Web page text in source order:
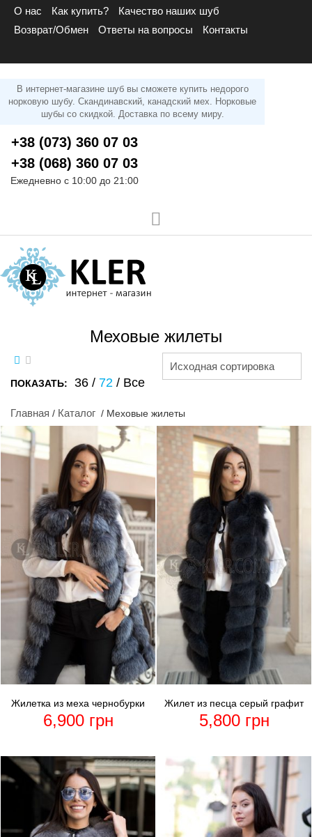
О нас Как купить?
Качество наших шуб
Возврат/Обмен
Ответы на вопросы Контакты
В интернет-магазине шуб вы сможете купить недорого
норковую шубу. Скандинавский, канадский мех. Норковые
шубы со скидкой. Доставка по всему миру.
+38 (073) 360 07 03
+38 (068) 360 07 03
Ежедневно с 10:00 до 21:00
Меховые жилеты
Исходная сортировка
ПОКАЗАТЬ: 36 / 72 / Все
Главная / Каталог / Меховые жилеты
Жилет из песца серый графит
5,800 грн
Жилетка из меха чернобурки
6,900 грн